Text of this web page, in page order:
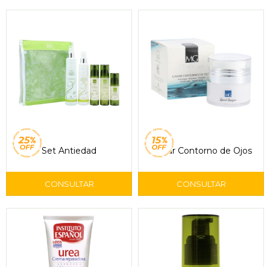
Set Antiedad Caviar Contorno de Ojos